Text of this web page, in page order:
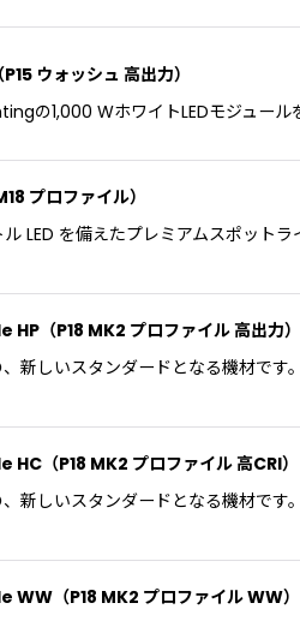
ウォッシュ 高出力）
の1,000 WホワイトLEDモジュー
プロファイル）
LED を備えたプレミアムスポット
（P18 MK2 プロファイル 高出力）
新しいスタンダードとなる機材で
（P18 MK2 プロファイル 高CRI）
新しいスタンダードとなる機材で
（P18 MK2 プロファイル WW）